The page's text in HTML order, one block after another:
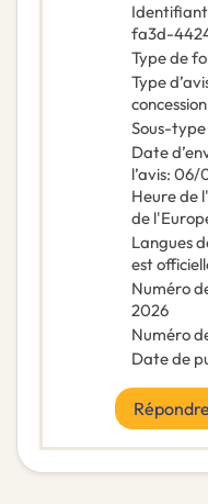
fa3d-
Type de
Type
Sous-type
Date
l’avis: 06/
Heure de
de
Langues
est
Numéro
2026
Numéro
Date de
Répondre